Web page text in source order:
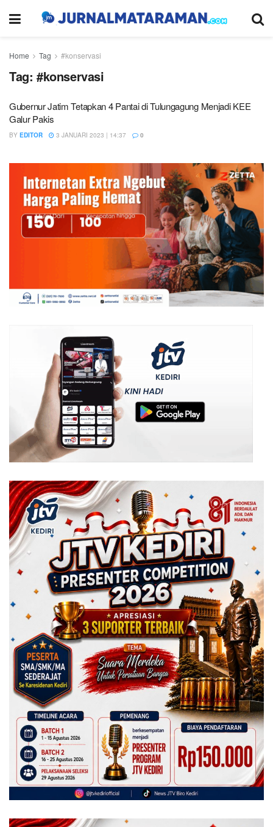
Home Tag #konservasi
Tag: #konservasi
Gubernur Jatim Tetapkan 4 Pantai di Tulungagung Menjadi KEE
Galur Pakis
BY EDITOR 3 JANUARI 2023 | 14:37 0